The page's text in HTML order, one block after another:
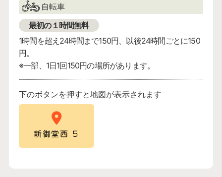
自転車
最初の１時間無料
1時間を超え24時間まで150円、以後24時間ごとに150
円。
※一部、1日1回150円の場所があります。
下のボタンを押すと地図が表示されます
新御堂西 5